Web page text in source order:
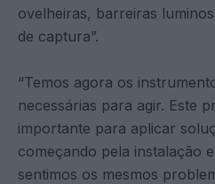
ovelheiras, barreiras
de captura”.
“Temos agora os
necessárias para agir. Este
importante para aplicar
começando pela instalação
sentimos os mesmos